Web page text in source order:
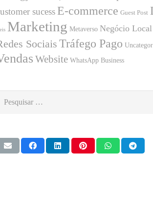
sucess E-commerce Guest Post
Marketing Metaverso Negócio Local
Sociais Tráfego Pago
Website WhatsApp Business